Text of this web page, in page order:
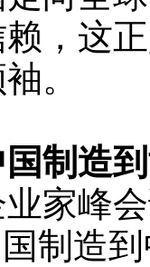
，这
。
国制造
家峰
制造